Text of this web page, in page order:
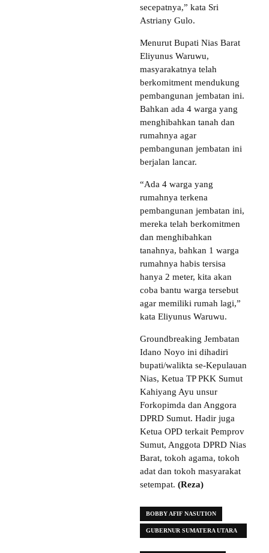
secepatnya,” kata Sri
Astriany Gulo.
Menurut Bupati Nias Barat
Eliyunus Waruwu,
masyarakatnya telah
berkomitment mendukung
pembangunan jembatan ini.
Bahkan ada 4 warga yang
menghibahkan tanah dan
rumahnya agar
pembangunan jembatan ini
berjalan lancar.
“Ada 4 warga yang
rumahnya terkena
pembangunan jembatan ini,
mereka telah berkomitmen
dan menghibahkan
tanahnya, bahkan 1 warga
rumahnya habis tersisa
hanya 2 meter, kita akan
coba bantu warga tersebut
agar memiliki rumah lagi,”
kata Eliyunus Waruwu.
Groundbreaking Jembatan
Idano Noyo ini dihadiri
bupati/walikta se-Kepulauan
Nias, Ketua TP PKK Sumut
Kahiyang Ayu unsur
Forkopimda dan Anggora
DPRD Sumut. Hadir juga
Ketua OPD terkait Pemprov
Sumut, Anggota DPRD Nias
Barat, tokoh agama, tokoh
adat dan tokoh masyarakat
setempat. (Reza)
BOBBY AFIF NASUTION
GUBERNUR SUMATERA UTARA